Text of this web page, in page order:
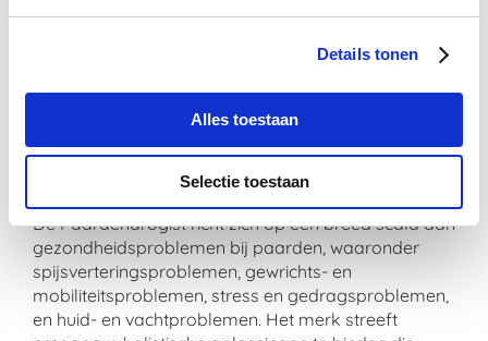
Details tonen
Alles toestaan
Selectie toestaan
kwaliteitscontroles. Bovendien worden alle
hoge productienormen om te zorgen voor veiligheid,
Welke soorten problemen adresseren
De Paardendrogist producten
voornamelijk?
De Paardendrogist richt zich op een breed scala aan
gezondheidsproblemen bij paarden, waaronder
spijsverteringsproblemen, gewrichts- en
mobiliteitsproblemen, stress en gedragsproblemen,
en huid- en vachtproblemen. Het merk streeft